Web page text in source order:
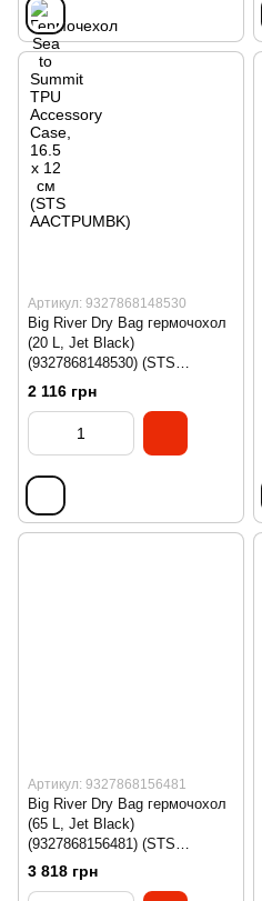
Артикул: 9327868148530
Big River Dry Bag гермочохол
(20 L, Jet Black)
(9327868148530) (STS
ASG012041-060113)
2 116 грн
Артикул: 9327868156481
Big River Dry Bag гермочохол
(65 L, Jet Black)
(9327868156481) (STS
ASG012041-090121)
3 818 грн